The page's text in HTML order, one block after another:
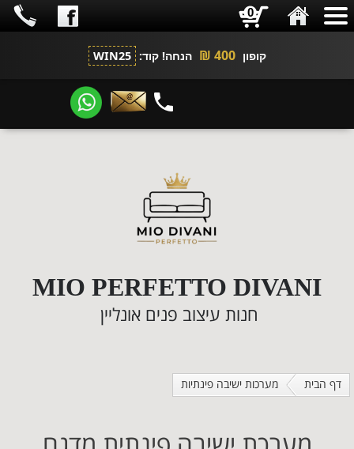
קופון 400 ₪ הנחה! קוד: WIN25
MIO PERFETTO DIVANI
חנות עיצוב פנים אונליין
דף הבית מערכות ישיבה פינתיות
0